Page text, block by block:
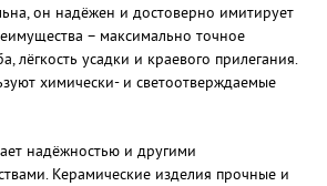
он надёжен и достоверно имитирует
– максимально точное
лёгкость усадки и краевого прилегания.
химически- и светоотверждаемые
надёжностью и другими
Керамические изделия прочные и